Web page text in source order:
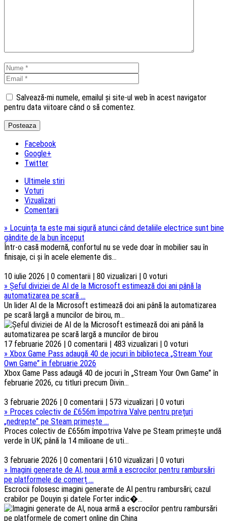
Salvează-mi numele, emailul și site-ul web în acest navigator
pentru data viitoare când o să comentez.
Facebook
Google+
Twitter
Ultimele stiri
Voturi
Vizualizari
Comentarii
» Locuința ta este mai sigură atunci când detaliile electrice sunt bine
gândite de la bun început
Într-o casă modernă, confortul nu se vede doar în mobilier sau în
finisaje, ci și în acele elemente dis...
10 iulie 2026 | 0 comentarii | 80 vizualizari | 0 voturi
» Șeful diviziei de AI de la Microsoft estimează doi ani până la
automatizarea pe scară ...
Un lider AI de la Microsoft estimează doi ani până la automatizarea
pe scară largă a muncilor de birou, m...
17 februarie 2026 | 0 comentarii | 483 vizualizari | 0 voturi
» Xbox Game Pass adaugă 40 de jocuri în biblioteca „Stream Your
Own Game” în februarie 2026
Xbox Game Pass adaugă 40 de jocuri în „Stream Your Own Game” în
februarie 2026, cu titluri precum Divin...
3 februarie 2026 | 0 comentarii | 573 vizualizari | 0 voturi
» Proces colectiv de £656m împotriva Valve pentru prețuri
„nedrepte” pe Steam primește ...
Proces colectiv de £656m împotriva Valve pe Steam primește undă
verde în UK; până la 14 milioane de uti...
3 februarie 2026 | 0 comentarii | 610 vizualizari | 0 voturi
» Imagini generate de AI, noua armă a escrocilor pentru rambursări
pe platformele de comerț ...
Escrocii folosesc imagini generate de AI pentru rambursări; cazul
crabilor pe Douyin și datele Forter indic�...